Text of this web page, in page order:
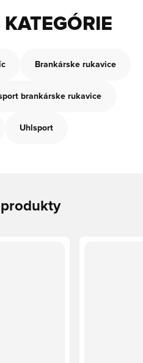
Brankárske rukavice
brankárske rukavice
Uhlsport
produkty